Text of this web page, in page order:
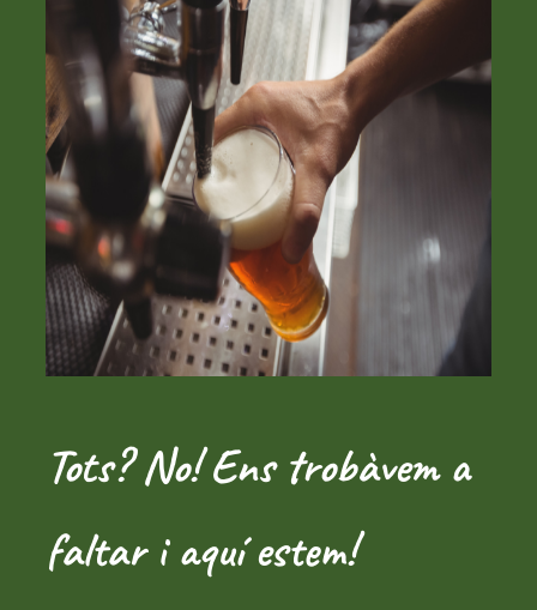
Tots? No! Ens trobàvem a
faltar i aquí estem!